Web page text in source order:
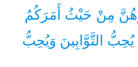
مِنْ حَيْثُ أَمَرَكُمُ
يُحِبُّ التَّوَّابِينَ وَيُحِبُّ